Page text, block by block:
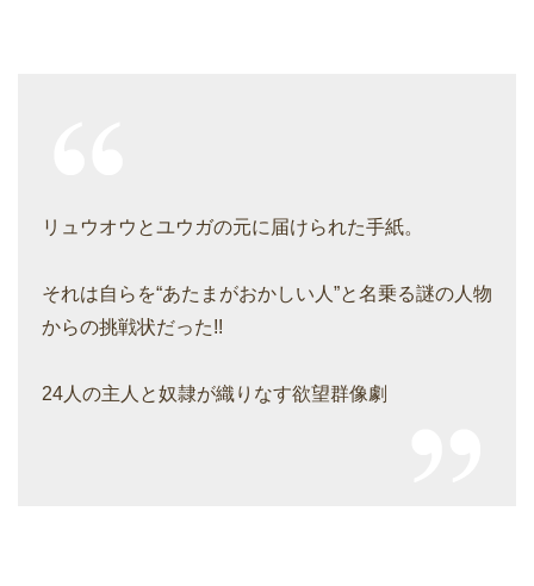
リュウオウとユウガの元に届けられた手紙。
それは自らを“あたまがおかしい人”と名乗る謎の人物
からの挑戦状だった!!
24人の主人と奴隷が織りなす欲望群像劇